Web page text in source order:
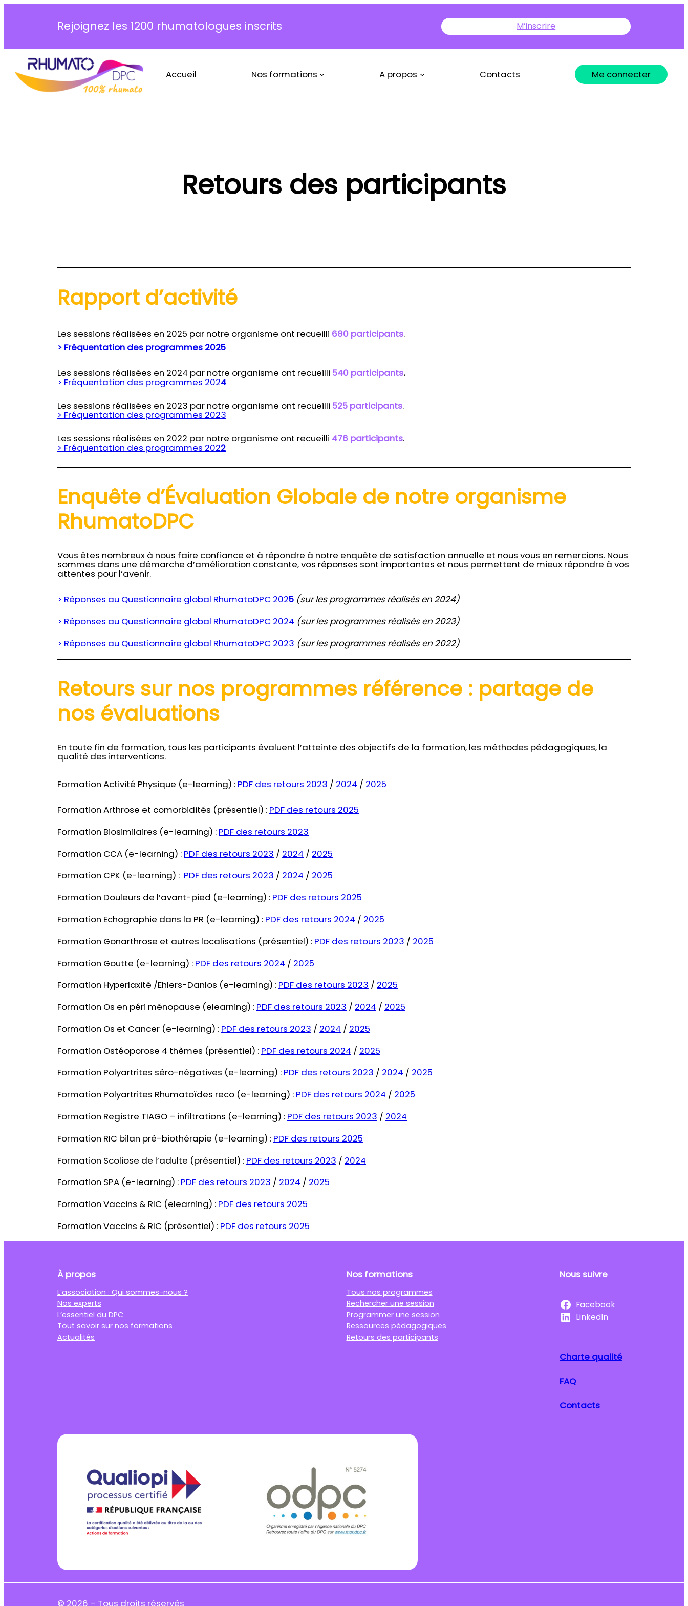
Rejoignez les 1200 rhumatologues inscrits M’inscrire
Accueil Nos formations A propos Contacts Me connecter
Retours des participants
Rapport d’activité
Les sessions réalisées en 2025 par notre organisme ont recueilli 680 participants.
> Fréquentation des programmes 2025
Les sessions réalisées en 2024 par notre organisme ont recueilli 540 participants.
> Fréquentation des programmes 2024
Les sessions réalisées en 2023 par notre organisme ont recueilli 525 participants.
> Fréquentation des programmes 2023
Les sessions réalisées en 2022 par notre organisme ont recueilli 476 participants.
> Fréquentation des programmes 2022
Enquête d’Évaluation Globale de notre organisme
RhumatoDPC
Vous êtes nombreux à nous faire confiance et à répondre à notre enquête de satisfaction annuelle et nous vous en remercions. Nous
sommes dans une démarche d’amélioration constante, vos réponses sont importantes et nous permettent de mieux répondre à vos
attentes pour l’avenir.
> Réponses au Questionnaire global RhumatoDPC 2025 (sur les programmes réalisés en 2024)
> Réponses au Questionnaire global RhumatoDPC 2024 (sur les programmes réalisés en 2023)
> Réponses au Questionnaire global RhumatoDPC 2023 (sur les programmes réalisés en 2022)
Retours sur nos programmes référence : partage de
nos évaluations
En toute fin de formation, tous les participants évaluent l’atteinte des objectifs de la formation, les méthodes pédagogiques, la
qualité des interventions.
Formation Activité Physique (e-learning) : PDF des retours 2023 / 2024 / 2025
Formation Arthrose et comorbidités (présentiel) : PDF des retours 2025
Formation Biosimilaires (e-learning) : PDF des retours 2023
Formation CCA (e-learning) : PDF des retours 2023 / 2024 / 2025
Formation CPK (e-learning) : PDF des retours 2023 / 2024 / 2025
Formation Douleurs de l’avant-pied (e-learning) : PDF des retours 2025
Formation Echographie dans la PR (e-learning) : PDF des retours 2024 / 2025
Formation Gonarthrose et autres localisations (présentiel) : PDF des retours 2023 / 2025
Formation Goutte (e-learning) : PDF des retours 2024 / 2025
Formation Hyperlaxité /Ehlers-Danlos (e-learning) : PDF des retours 2023 / 2025
Formation Os en péri ménopause (elearning) : PDF des retours 2023 / 2024 / 2025
Formation Os et Cancer (e-learning) : PDF des retours 2023 / 2024 / 2025
Formation Ostéoporose 4 thèmes (présentiel) : PDF des retours 2024 / 2025
Formation Polyartrites séro-négatives (e-learning) : PDF des retours 2023 / 2024 / 2025
Formation Polyartrites Rhumatoïdes reco (e-learning) : PDF des retours 2024 / 2025
Formation Registre TIAGO – infiltrations (e-learning) : PDF des retours 2023 / 2024
Formation RIC bilan pré-biothérapie (e-learning) : PDF des retours 2025
Formation Scoliose de l’adulte (présentiel) : PDF des retours 2023 / 2024
Formation SPA (e-learning) : PDF des retours 2023 / 2024 / 2025
Formation Vaccins & RIC (elearning) : PDF des retours 2025
Formation Vaccins & RIC (présentiel) : PDF des retours 2025
À propos
L’association : Qui sommes-nous ?
Nos experts
L’essentiel du DPC
Tout savoir sur nos formations
Actualités
Nos formations
Tous nos programmes
Rechercher une session
Programmer une session
Ressources pédagogiques
Retours des participants
Nous suivre
Facebook
LinkedIn
Charte qualité
FAQ
Contacts
© 2026 – Tous droits réservés